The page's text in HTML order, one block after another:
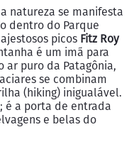
natureza se manifesta
dentro do Parque
picos Fitz Roy
é um imã para
ar puro da Patagônia,
se combinam
(hiking) inigualável.
é a porta de entrada
e belas do